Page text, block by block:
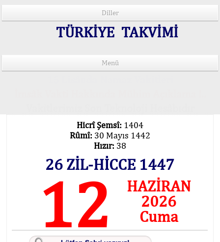
Diller
TÜRKİYE TAKVİMİ
Menü
Hicrî Şemsî: 1404
Rûmî: 30 Mayıs 1442
Hızır: 38
26 ZİL-HİCCE 1447
12
HAZİRAN
2026
Cuma